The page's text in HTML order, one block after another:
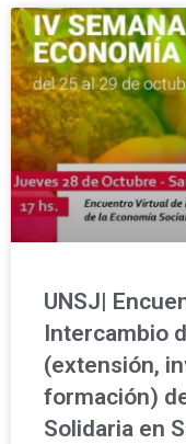
UNSJ|
Intercambio
(extensión,
formación)
Solidaria en